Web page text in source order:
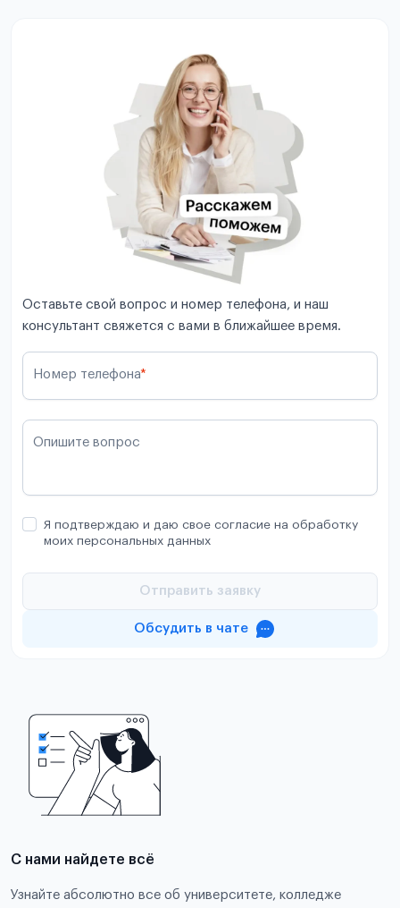
Оставьте свой вопрос и номер телефона, и наш
консультант свяжется с вами в ближайшее время.
Номер телефона*
Опишите вопрос
Я подтверждаю и даю свое согласие на обработку
моих персональных данных
Отправить заявку
Обсудить в чате
С нами найдете всё
Узнайте абсолютно все об университете, колледже